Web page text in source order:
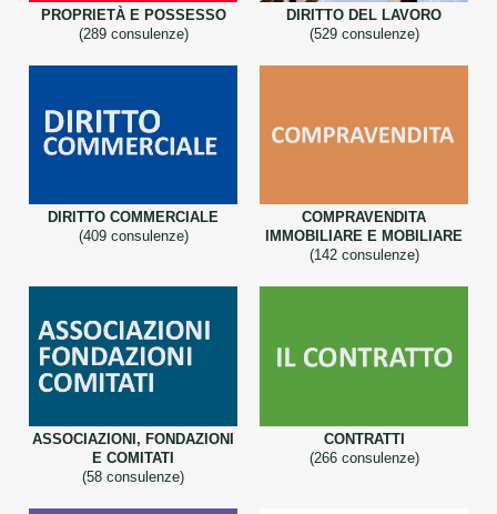
PROPRIETÀ E POSSESSO
(289 consulenze)
DIRITTO DEL LAVORO
(529 consulenze)
DIRITTO COMMERCIALE
(409 consulenze)
COMPRAVENDITA
IMMOBILIARE E MOBILIARE
(142 consulenze)
ASSOCIAZIONI, FONDAZIONI
E COMITATI
(58 consulenze)
CONTRATTI
(266 consulenze)